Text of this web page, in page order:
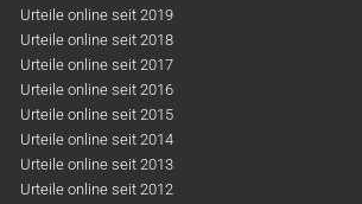
Urteile online seit 2019
Urteile online seit 2018
Urteile online seit 2017
Urteile online seit 2016
Urteile online seit 2015
Urteile online seit 2014
Urteile online seit 2013
Urteile online seit 2012